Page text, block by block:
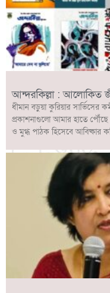
আন্দরকিল্লা : আলোকিত
ধীমান বড়ুয়া কুরিয়ার সার্ভিসের
প্রকাশনাগুলো আমার হাতে
ও মুগ্ধ পাঠক হিসেবে আবিষ্কার